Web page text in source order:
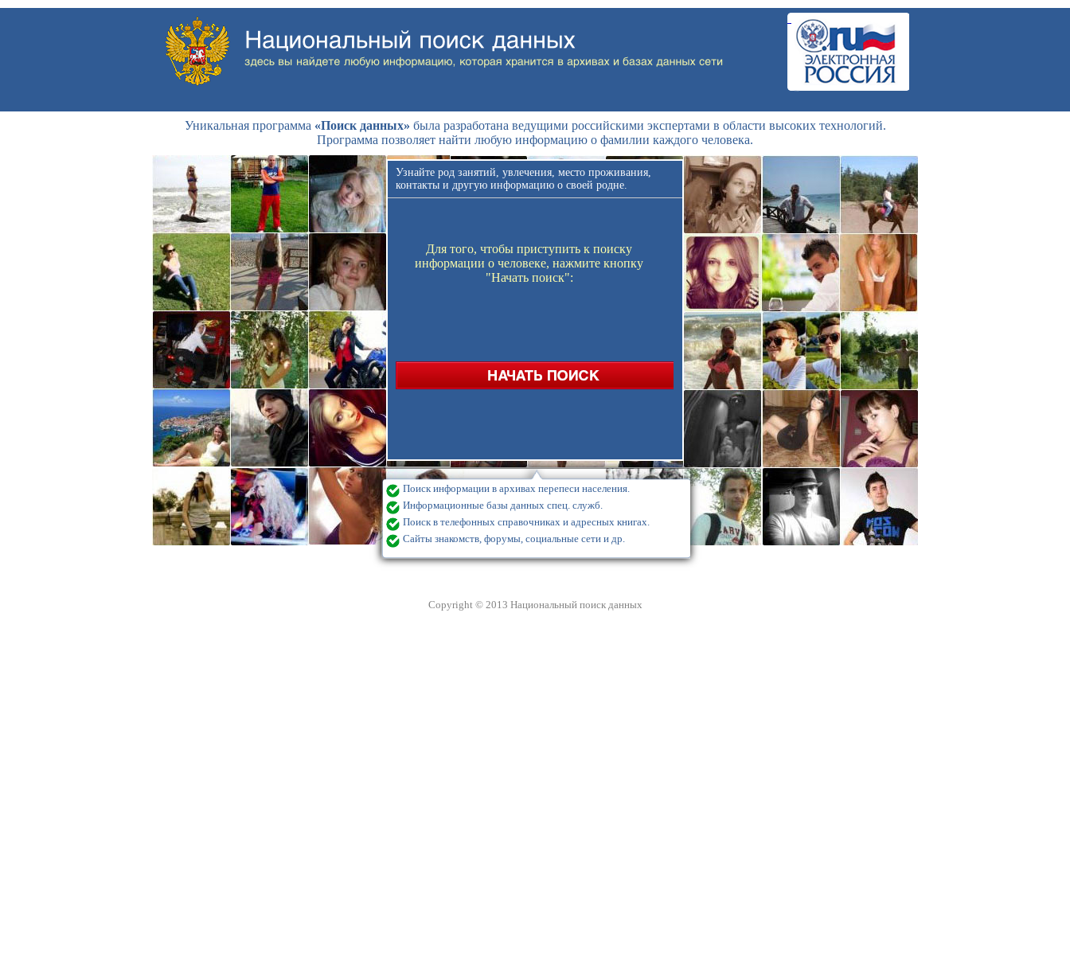
Уникальная программа «Поиск данных» была разработана ведущими российскими экспертами в области высоких технологий.
Программа позволяет найти любую информацию о фамилии каждого человека.
Узнайте род занятий, увлечения, место проживания,
контакты и другую информацию о своей родне.
Для того, чтобы приступить к поиску
информации о человеке, нажмите кнопку
"Начать поиск":
Поиск информации в архивах перепеси населения.
Информационные базы данных спец. служб.
Поиск в телефонных справочниках и адресных книгах.
Сайты знакомств, форумы, социальные сети и др.
Copyright © 2013 Национальный поиск данных